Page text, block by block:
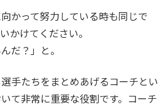
かって努力している時も同じで
かけてください。
だ？」と。
手たちをまとめあげるコーチとい
て非常に重要な役割です。コーチ